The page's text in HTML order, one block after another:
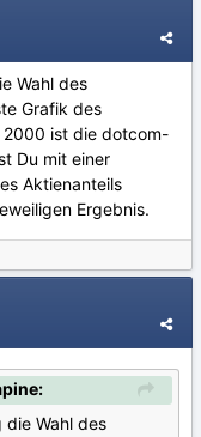
Wahl des
Grafik des
2000 ist die dotcom-
Du mit einer
Aktienanteils
Ergebnis.
die Wahl des